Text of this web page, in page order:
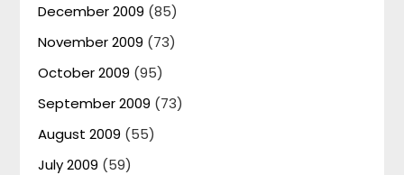
December 2009 (85)
November 2009 (73)
October 2009 (95)
September 2009 (73)
August 2009 (55)
July 2009 (59)